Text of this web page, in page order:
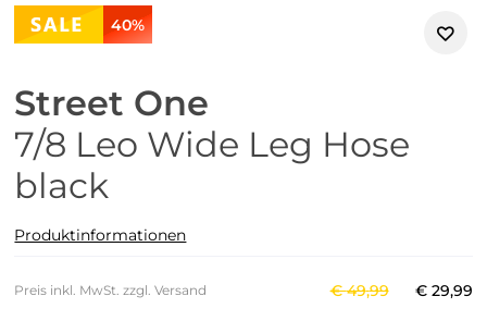
40%
Street One
7/8 Leo Wide Leg Hose
black
Produktinformationen
Preis inkl. MwSt. zzgl. Versand €49,99 € 29,99